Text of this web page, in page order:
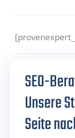
SEO-
Unsere
Seite